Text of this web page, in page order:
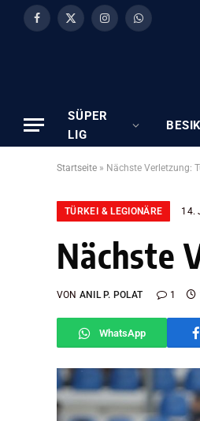
Facebook
X
InstagramWhatsApp
SÜPER
LIG
Startseite » Nächste Verletzung:
TÜRKEI & LEGIONÄRE 14.
Nächste
VON ANIL P. POLAT 1
WhatsApp